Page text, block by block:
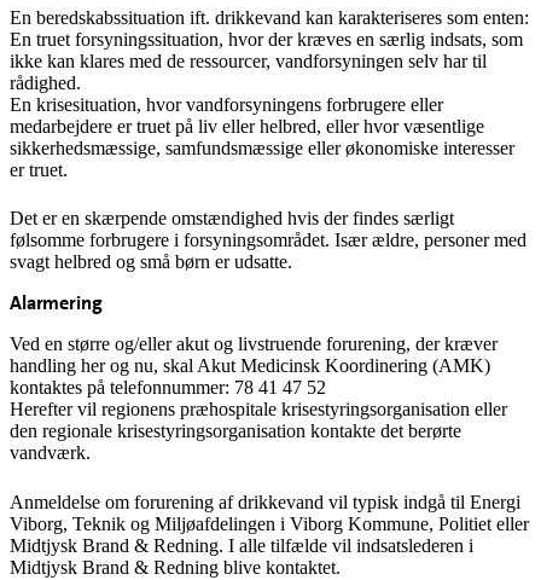
En beredskabssituation ift. drikkevand kan karakteriseres som enten:
En truet forsyningssituation, hvor der kræves en særlig indsats, som
ikke kan klares med de ressourcer, vandforsyningen selv har til
rådighed.
En krisesituation, hvor vandforsyningens forbrugere eller
medarbejdere er truet på liv eller helbred, eller hvor væsentlige
sikkerhedsmæssige, samfundsmæssige eller økonomiske interesser
er truet.
Det er en skærpende omstændighed hvis der findes særligt
følsomme forbrugere i forsyningsområdet. Især ældre, personer med
svagt helbred og små børn er udsatte.
Alarmering
Ved en større og/eller akut og livstruende forurening, der kræver
handling her og nu, skal Akut Medicinsk Koordinering (AMK)
kontaktes på telefonnummer: 78 41 47 52
Herefter vil regionens præhospitale krisestyringsorganisation eller
den regionale krisestyringsorganisation kontakte det berørte
vandværk.
Anmeldelse om forurening af drikkevand vil typisk indgå til Energi
Viborg, Teknik og Miljøafdelingen i Viborg Kommune, Politiet eller
Midtjysk Brand & Redning. I alle tilfælde vil indsatslederen i
Midtjysk Brand & Redning blive kontaktet.